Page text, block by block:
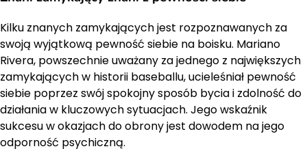
Kilku znanych zamykających jest rozpoznawanych za
swoją wyjątkową pewność siebie na boisku. Mariano
Rivera, powszechnie uważany za jednego z największych
zamykających w historii baseballu, ucieleśniał pewność
siebie poprzez swój spokojny sposób bycia i zdolność do
działania w kluczowych sytuacjach. Jego wskaźnik
sukcesu w okazjach do obrony jest dowodem na jego
odporność psychiczną.